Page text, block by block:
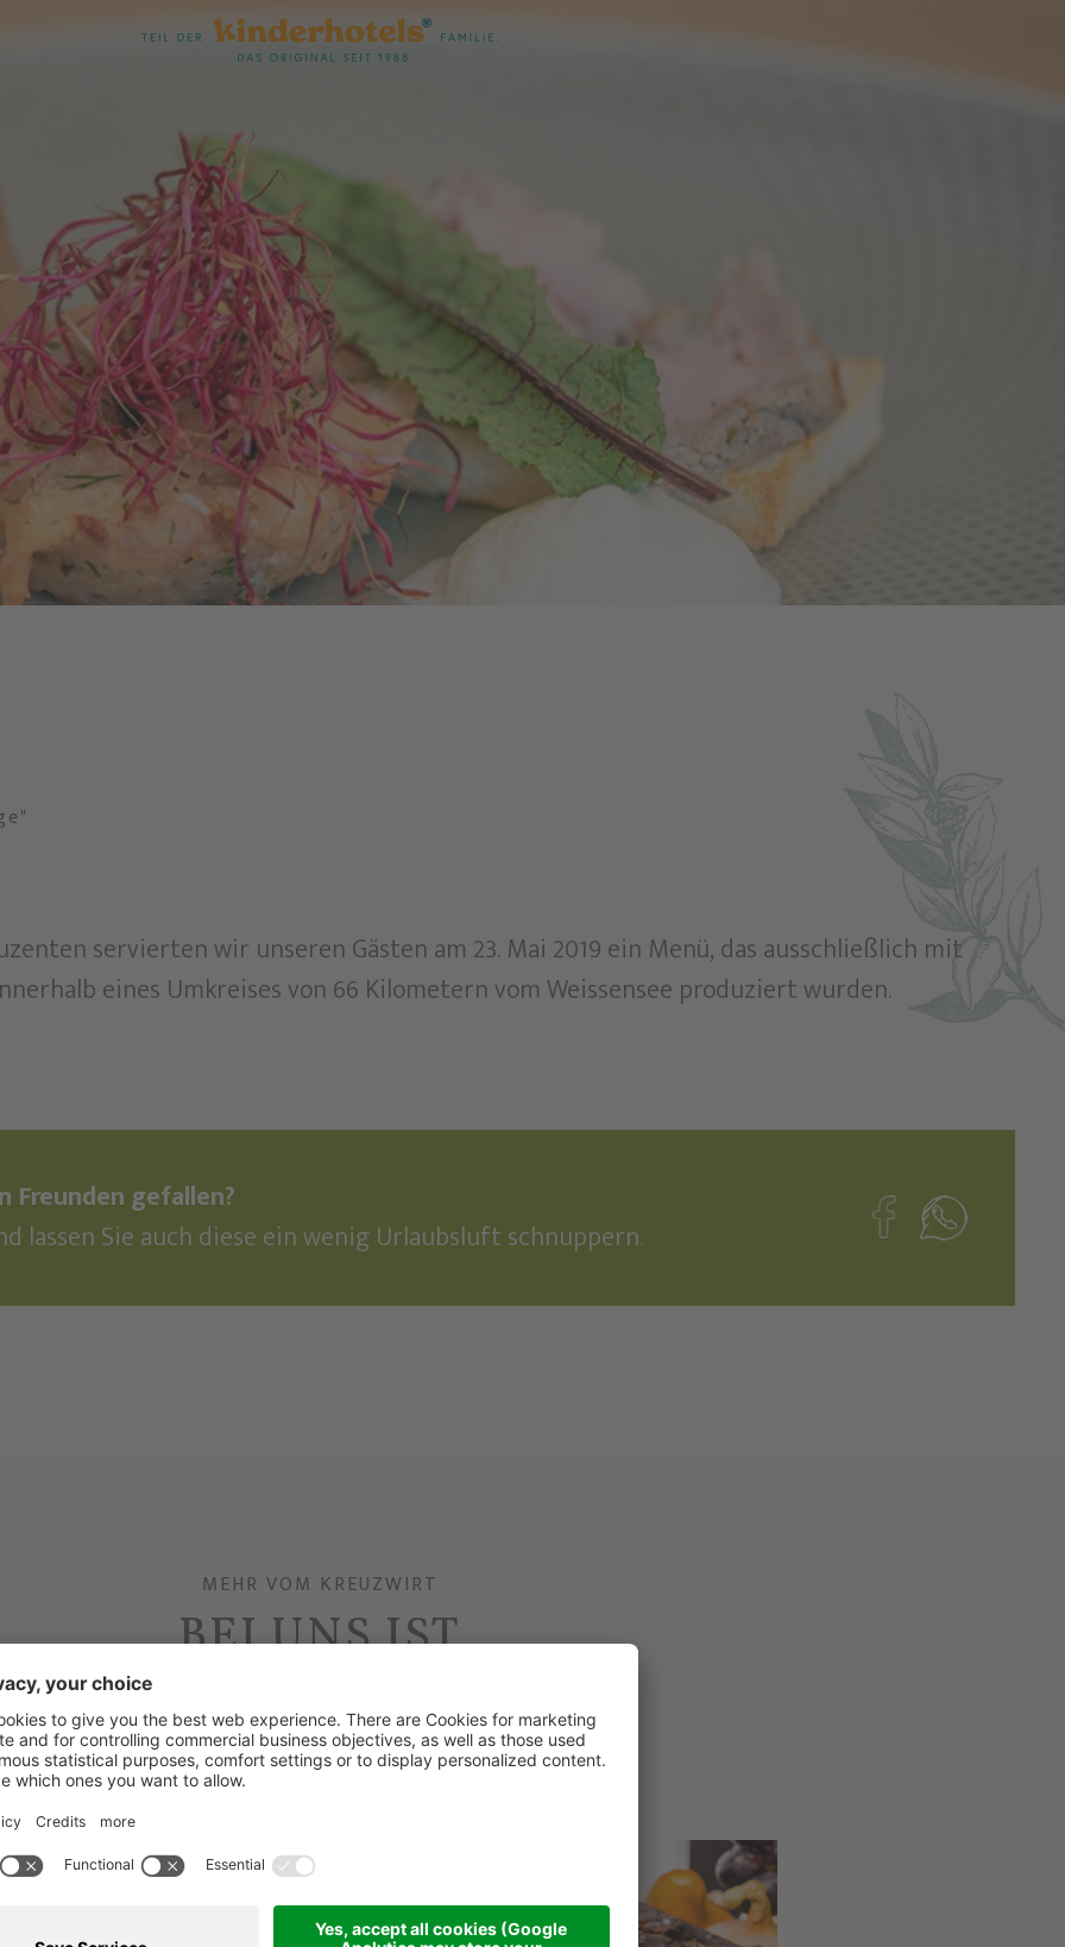
servierten wir unseren Gästen am 23. Mai 2019 ein Menü, das ausschließlich mit
eines Umkreises von 66 Kilometern vom Weissensee produziert wurden.
Freunden gefallen?
lassen Sie auch diese ein wenig Urlaubsluft schnuppern.
MEHR VOM KREUZWIRT
BEI UNS IST
IMMER WAS LOS